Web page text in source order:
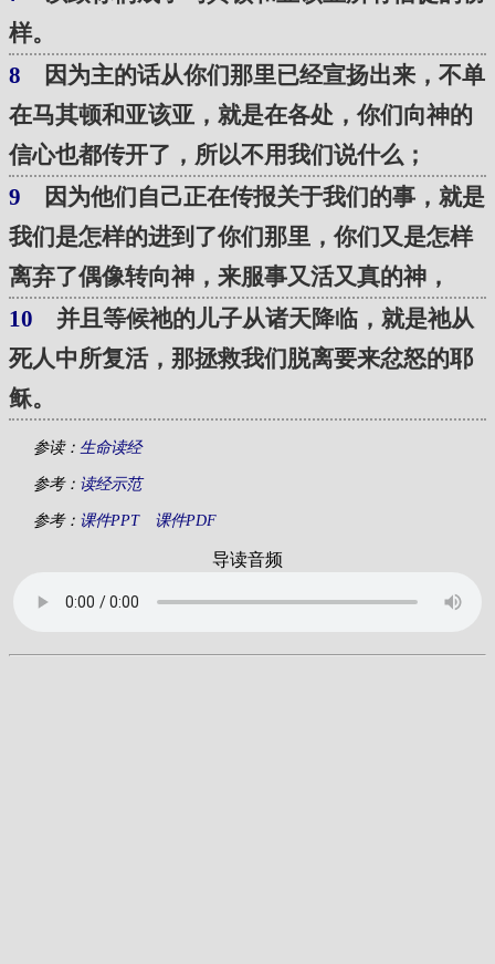
样。
8 因为主的话从你们那里已经宣扬出来，不单
在马其顿和亚该亚，就是在各处，你们向神的
信心也都传开了，所以不用我们说什么；
9 因为他们自己正在传报关于我们的事，就是
我们是怎样的进到了你们那里，你们又是怎样
离弃了偶像转向神，来服事又活又真的神，
10 并且等候祂的儿子从诸天降临，就是祂从
死人中所复活，那拯救我们脱离要来忿怒的耶
稣。
参读： 生命读经
参考： 读经示范
参考： 课件PPT 课件PDF
导读音频